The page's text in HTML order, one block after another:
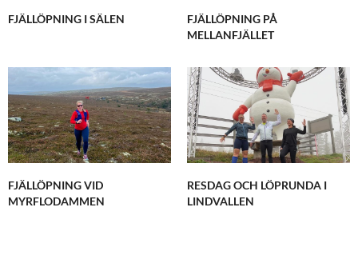
FJÄLLÖPNING I SÄLEN
FJÄLLÖPNING PÅ
MELLANFJÄLLET
FJÄLLÖPNING VID
MYRFLODAMMEN
RESDAG OCH LÖPRUNDA I
LINDVALLEN